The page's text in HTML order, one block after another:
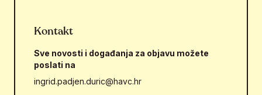
Kontakt
Sve novosti i događanja za objavu možete
poslati na
ingrid.padjen.duric@havc.hr